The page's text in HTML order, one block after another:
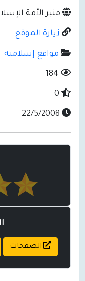
منبر الأمة
زيارة الموقع
مواقع إسلامية
الصفحات